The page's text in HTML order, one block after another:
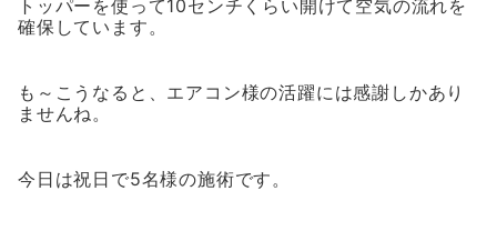
トッパーを使って10センチくらい開けて空気の流れを
確保しています。
も～こうなると、エアコン様の活躍には感謝しかあり
ませんね。
今日は祝日で5名様の施術です。